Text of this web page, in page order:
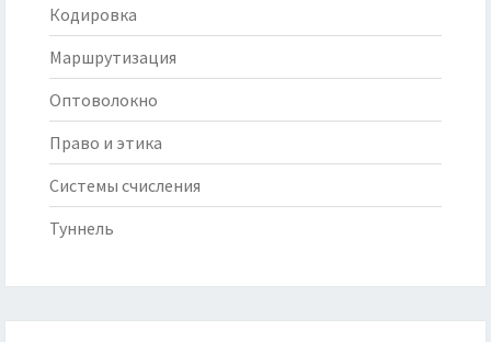
Кодировка
Маршрутизация
Оптоволокно
Право и этика
Системы счисления
Туннель